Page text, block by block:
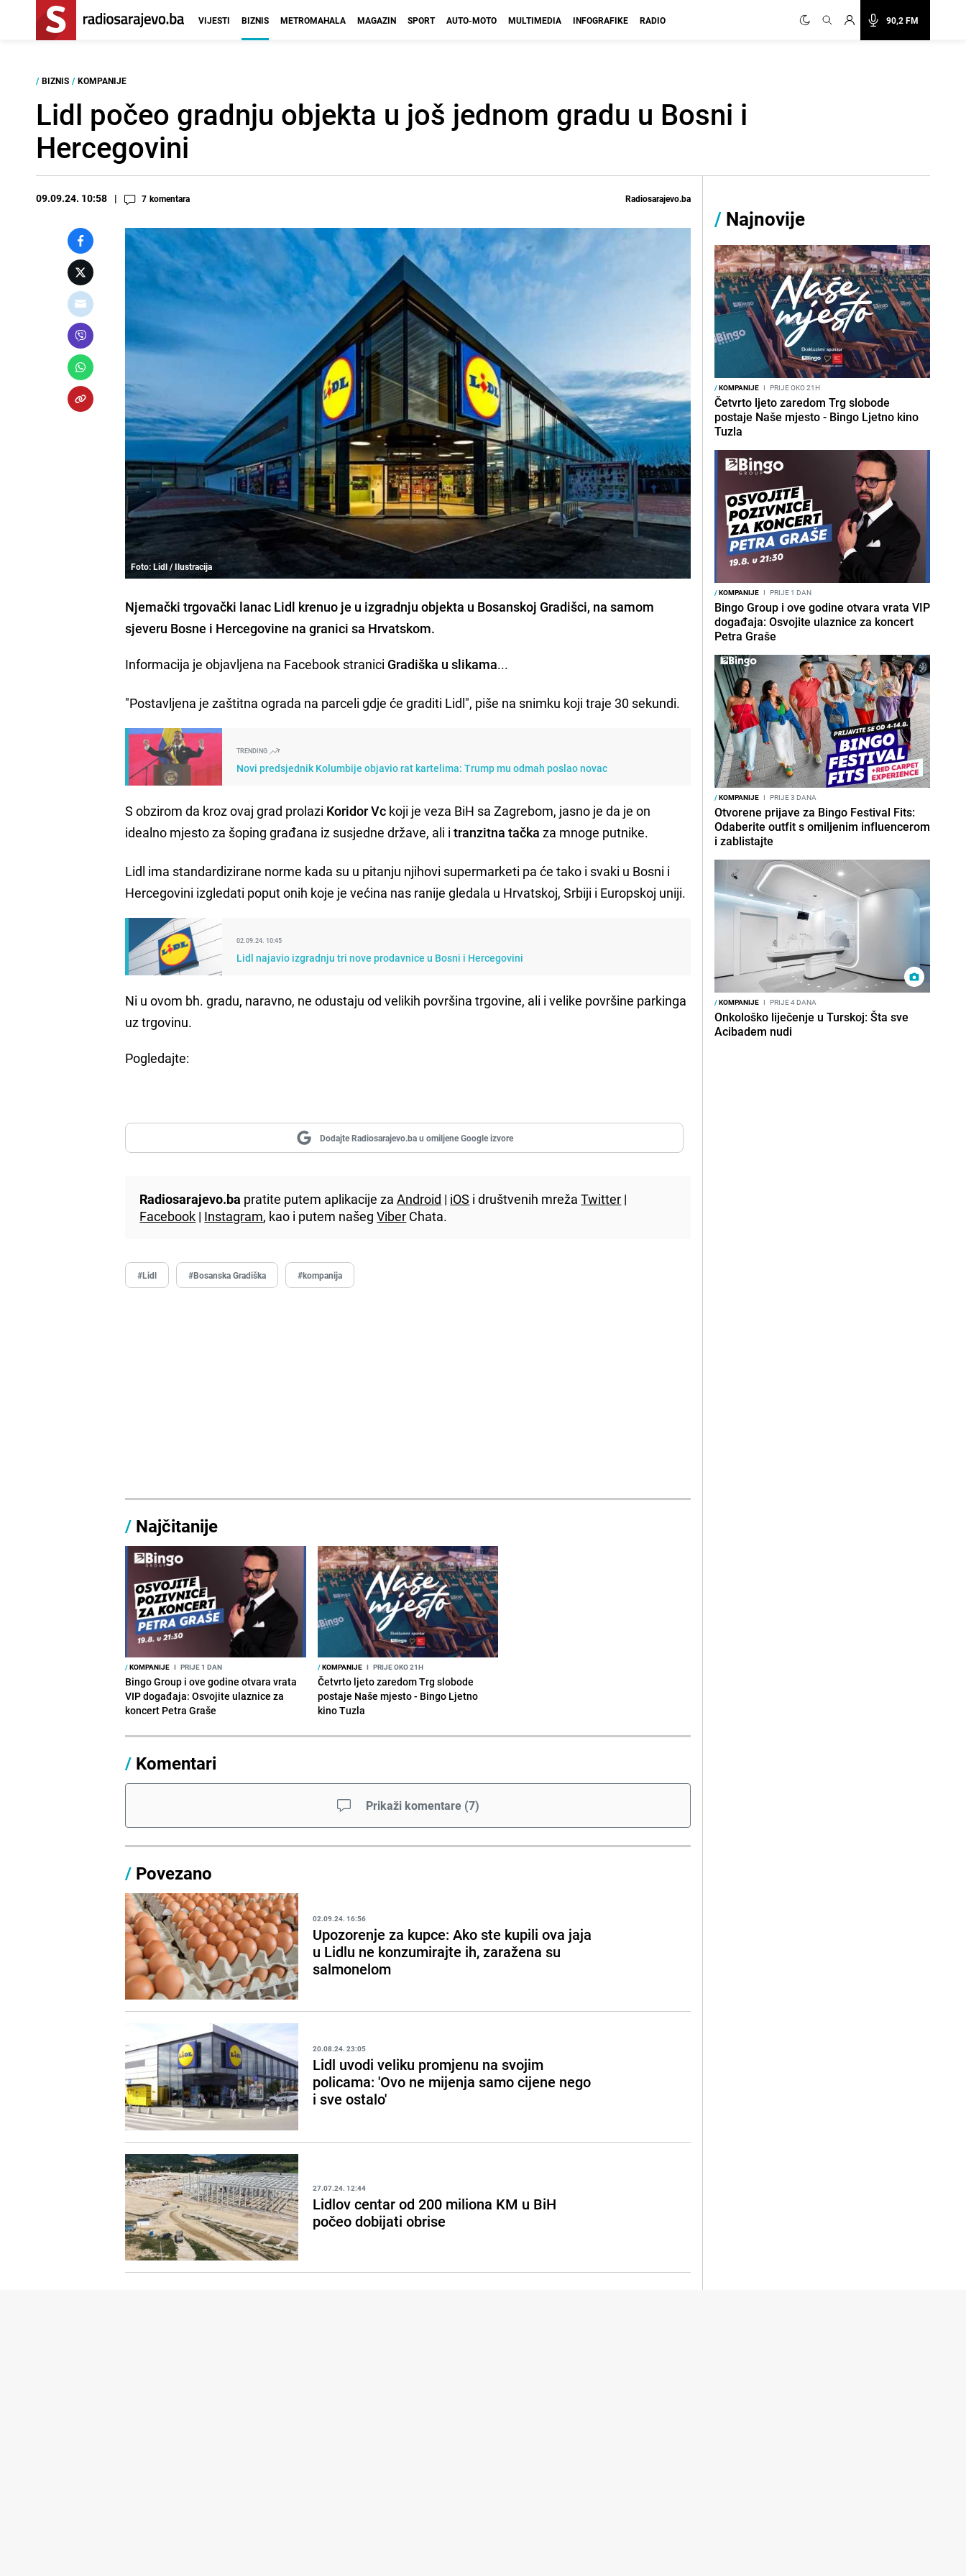
90,2 FM
VIJESTI BIZNIS METROMAHALA MAGAZIN SPORT AUTO-MOTO MULTIMEDIA INFOGRAFIKE RADIO
/ BIZNIS / KOMPANIJE
Lidl počeo gradnju objekta u još jednom gradu u Bosni i
Hercegovini
09.09.24. 10:58 7 komentara Radiosarajevo.ba
Foto: Lidl / Ilustracija
Njemački trgovački lanac Lidl krenuo je u izgradnju objekta u Bosanskoj Gradišci, na samom
sjeveru Bosne i Hercegovine na granici sa Hrvatskom.
Informacija je objavljena na Facebook stranici Gradiška u slikama...
"Postavljena je zaštitna ograda na parceli gdje će graditi Lidl", piše na snimku koji traje 30 sekundi.
TRENDING
Novi predsjednik Kolumbije objavio rat kartelima: Trump mu odmah poslao novac
S obzirom da kroz ovaj grad prolazi Koridor Vc koji je veza BiH sa Zagrebom, jasno je da je on
idealno mjesto za šoping građana iz susjedne države, ali itranzitna tačka za mnoge putnike.
Lidl ima standardizirane norme kada su u pitanju njihovi supermarketi pa će tako i svaki u Bosni i
Hercegovini izgledati poput onih koje je većina nas ranije gledala u Hrvatskoj, Srbiji i Europskoj uniji.
02.09.24. 10:45
Lidl najavio izgradnju tri nove prodavnice u Bosni i Hercegovini
Ni u ovom bh. gradu, naravno, ne odustaju od velikih površina trgovine, ali i velike površine parkinga
uz trgovinu.
Pogledajte:
Dodajte Radiosarajevo.ba u omiljene Google izvore
Radiosarajevo.ba pratite putem aplikacije zaAndroid | iOS i društvenih mrežaTwitter |
Facebook | Instagram, kao i putem našegViber Chata.
#Lidl #Bosanska Gradiška #kompanija
/ Najčitanije
/KOMPANIJE I PRIJE 1 DAN
Bingo Group i ove godine otvara vrata
VIP događaja: Osvojite ulaznice za
koncert Petra Graše
/KOMPANIJE I PRIJE OKO 21H
Četvrto ljeto zaredom Trg slobode
postaje Naše mjesto - Bingo Ljetno
kino Tuzla
/ Komentari
Prikaži komentare (7)
/ Povezano
02.09.24. 16:56
Upozorenje za kupce: Ako ste kupili ova jaja
u Lidlu ne konzumirajte ih, zaražena su
salmonelom
20.08.24. 23:05
Lidl uvodi veliku promjenu na svojim
policama: 'Ovo ne mijenja samo cijene nego
i sve ostalo'
27.07.24. 12:44
Lidlov centar od 200 miliona KM u BiH
počeo dobijati obrise
/ Najnovije
/KOMPANIJE I PRIJE OKO 21H
Četvrto ljeto zaredom Trg slobode
postaje Naše mjesto - Bingo Ljetno kino
Tuzla
/KOMPANIJE I PRIJE 1 DAN
Bingo Group i ove godine otvara vrata VIP
događaja: Osvojite ulaznice za koncert
Petra Graše
/KOMPANIJE I PRIJE 3 DANA
Otvorene prijave za Bingo Festival Fits:
Odaberite outfit s omiljenim influencerom
i zablistajte
/KOMPANIJE I PRIJE 4 DANA
Onkološko liječenje u Turskoj: Šta sve
Acibadem nudi